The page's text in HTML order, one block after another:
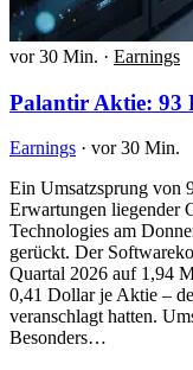
vor 30 Min. · Earnings
Palantir Aktie: 93
Earnings · vor 30 Min.
Ein Umsatzsprung von
Erwartungen liegender
Technologies am
gerückt. Der
Quartal 2026 auf 1,94
0,41 Dollar je Aktie –
veranschlagt hatten.
Besonders…